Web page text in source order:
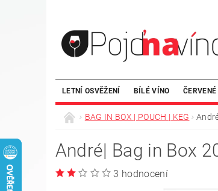
LETNÍ OSVĚŽENÍ BÍLÉ VÍNO
BAG IN BOX | POUCH | KEG
André| Bag in Box
3 hodnocení